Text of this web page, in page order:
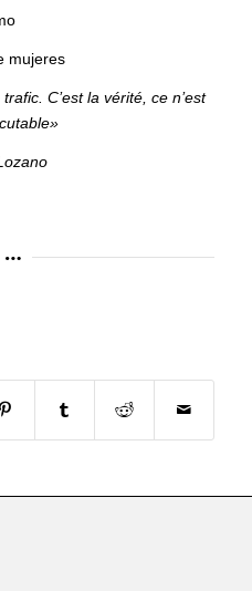
mujeres
C’est la vérité, ce n’est